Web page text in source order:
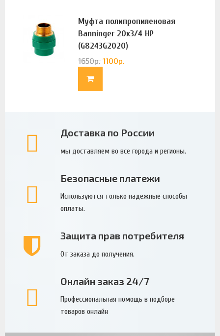
Муфта полипропиленовая
Banninger 20х3/4 НР
(G8243G2020)
1650р. 1100р.
Доставка по России
мы доставляем во все города и регионы.
Безопасные платежи
Используются только надежные способы
оплаты.
Защита прав потребителя
От заказа до получения.
Онлайн заказ 24/7
Профессиональная помощь в подборе
товаров онлайн